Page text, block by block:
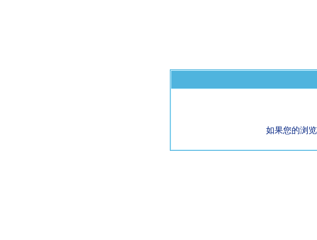
如果您的浏